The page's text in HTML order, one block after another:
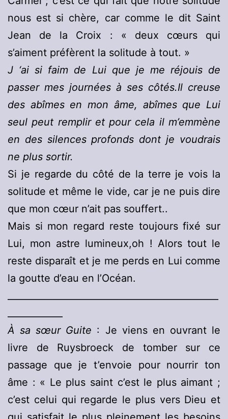
nous est si chère, car comme le dit Saint
Jean de la Croix : « deux cœurs qui
s’aiment préfèrent la solitude à tout. »
J ‘ai si faim de Lui que je me réjouis de
passer mes journées à ses côtés.Il creuse
des abîmes en mon âme, abîmes que Lui
seul peut remplir et pour cela il m’emmène
en des silences profonds dont je voudrais
ne plus sortir.
Si je regarde du côté de la terre je vois la
solitude et même le vide, car je ne puis dire
que mon cœur n’ait pas souffert..
Mais si mon regard reste toujours fixé sur
Lui, mon astre lumineux,oh ! Alors tout le
reste disparaît et je me perds en Lui comme
la goutte d’eau en l’Océan.
À sa sœur Guite : Je viens en ouvrant le
livre de Ruysbroeck de tomber sur ce
passage que je t’envoie pour nourrir ton
âme : « Le plus saint c’est le plus aimant ;
c’est celui qui regarde le plus vers Dieu et